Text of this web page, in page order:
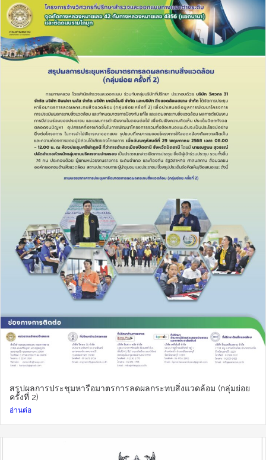
สรุปผลการประชุมหารือมาตรการลดผลกระทบสิ่งแวดล้อม (กลุ่มย่อย
ครั้งที่ 2)
อ่านต่อ